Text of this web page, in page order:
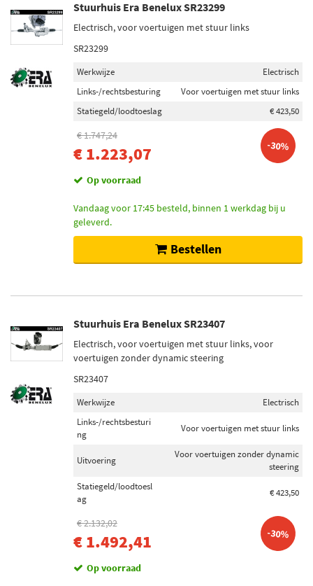
Stuurhuis Era Benelux SR23299
Electrisch, voor voertuigen met stuur links
SR23299
Werkwijze
Electrisch
Links-/rechtsbesturing
Voor voertuigen met stuur links
Statiegeld/loodtoeslag
€ 423,50
€ 1.747,24
€ 1.223,07 -30%
Op voorraad
Vandaag voor 17:45 besteld, binnen 1 werkdag bij u
geleverd.
Bestellen
Stuurhuis Era Benelux SR23407
Electrisch, voor voertuigen met stuur links, voor
voertuigen zonder dynamic steering
SR23407
Werkwijze
Electrisch
Links-/rechtsbesturi
ng
Voor voertuigen met stuur links
Uitvoering
Voor voertuigen zonder dynamic
steering
Statiegeld/loodtoesl
ag
€ 423,50
€ 2.132,02
€ 1.492,41 -30%
Op voorraad